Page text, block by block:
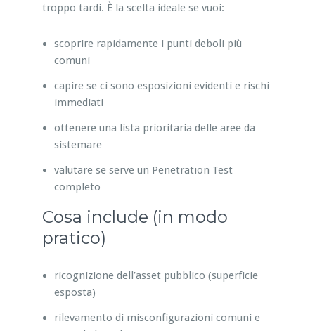
troppo tardi. È la scelta ideale se vuoi:
scoprire rapidamente i punti deboli più
comuni
capire se ci sono esposizioni evidenti e rischi
immediati
ottenere una lista prioritaria delle aree da
sistemare
valutare se serve un Penetration Test
completo
Cosa include (in modo
pratico)
ricognizione dell’asset pubblico (superficie
esposta)
rilevamento di misconfigurazioni comuni e